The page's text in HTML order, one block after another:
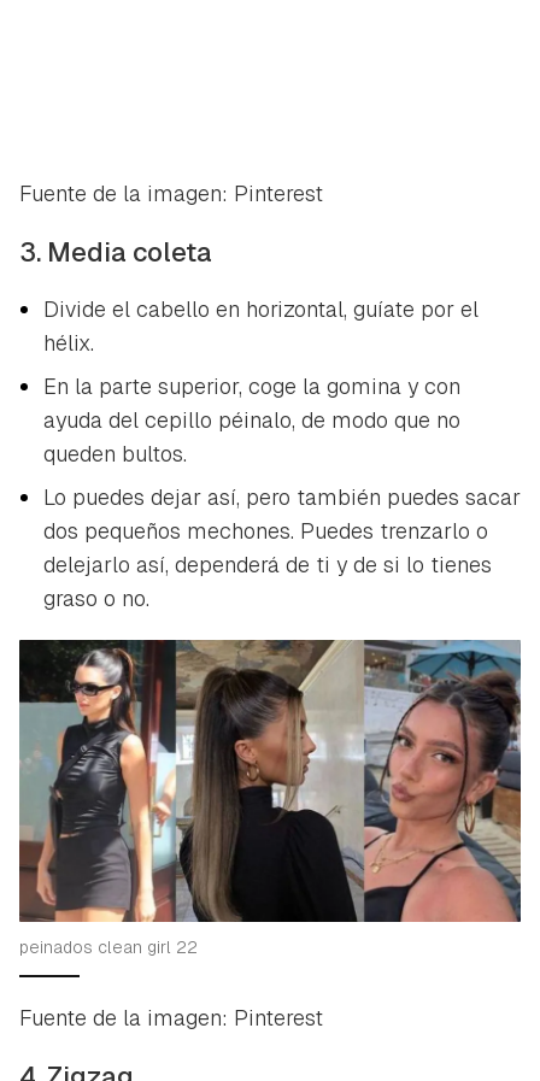
Fuente de la imagen: Pinterest
3. Media coleta
Divide el cabello en horizontal, guíate por el
hélix.
En la parte superior, coge la gomina y con
ayuda del cepillo péinalo, de modo que no
queden bultos.
Lo puedes dejar así, pero también puedes sacar
dos pequeños mechones. Puedes trenzarlo o
delejarlo así, dependerá de ti y de si lo tienes
graso o no.
peinados clean girl 22
Fuente de la imagen: Pinterest